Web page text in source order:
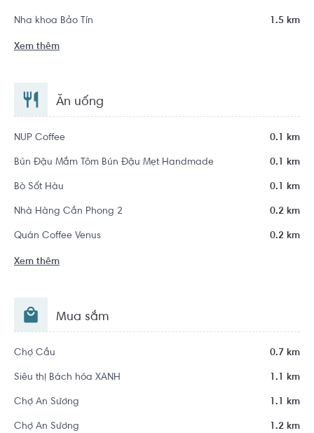
Nha khoa Bảo Tín 1.5 km
Xem thêm
Ăn uống
NUP Coffee 0.1 km
Bún Đậu Mắm Tôm Bún Đậu Mẹt Handmade 0.1 km
Bò Sốt Hàu 0.1 km
Nhà Hàng Cần Phong 2 0.2 km
Quán Coffee Venus 0.2 km
Xem thêm
Mua sắm
Chợ Cầu 0.7 km
Siêu thị Bách hóa XANH 1.1 km
Chợ An Sương 1.1 km
Chợ An Sương 1.2 km